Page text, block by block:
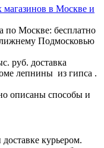
магазинов в Москве и
по Москве: бесплатно
Подмосковью
руб. доставка
лепнины из гипса .
описаны способы и
курьером.